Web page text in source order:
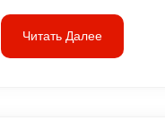
Читать Далее